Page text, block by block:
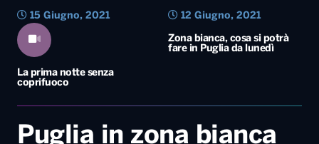
La prima notte senza
coprifuoco
15 Giugno, 2021
Zona bianca, cosa si potrà
fare in Puglia da lunedì
12 Giugno, 2021
Puglia in zona bianca